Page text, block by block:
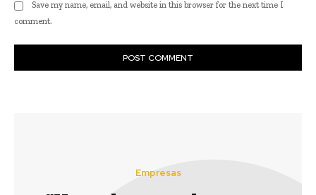
Save my name, email, and website in this browser for the next time I
comment.